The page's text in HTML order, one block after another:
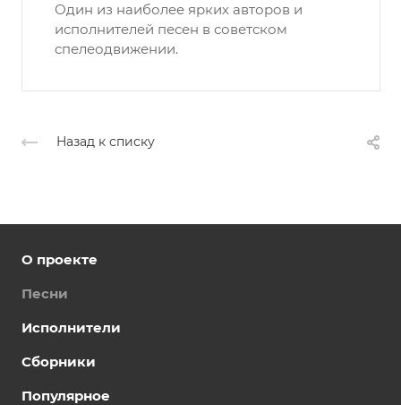
Один из наиболее ярких авторов и
исполнителей песен в советском
спелеодвижении.
Назад к списку
О проекте
Песни
Исполнители
Сборники
Популярное